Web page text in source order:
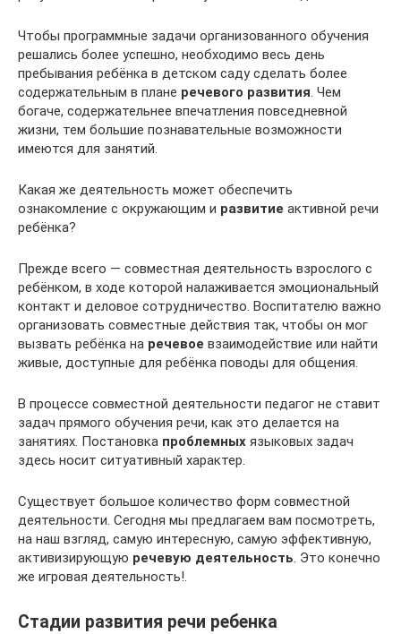
Чтобы программные задачи организованного обучения
решались более успешно, необходимо весь день
пребывания ребёнка в детском саду сделать более
содержательным в плане речевого развития. Чем
богаче, содержательнее впечатления повседневной
жизни, тем большие познавательные возможности
имеются для занятий.
Какая же деятельность может обеспечить
ознакомление с окружающим и развитие активной речи
ребёнка?
Прежде всего — совместная деятельность взрослого с
ребёнком, в ходе которой налаживается эмоциональный
контакт и деловое сотрудничество. Воспитателю важно
организовать совместные действия так, чтобы он мог
вызвать ребёнка на речевое взаимодействие или найти
живые, доступные для ребёнка поводы для общения.
В процессе совместной деятельности педагог не ставит
задач прямого обучения речи, как это делается на
занятиях. Постановка проблемных языковых задач
здесь носит ситуативный характер.
Существует большое количество форм совместной
деятельности. Сегодня мы предлагаем вам посмотреть,
на наш взгляд, самую интересную, самую эффективную,
активизирующую речевую деятельность. Это конечно
же игровая деятельность!.
Стадии развития речи ребенка